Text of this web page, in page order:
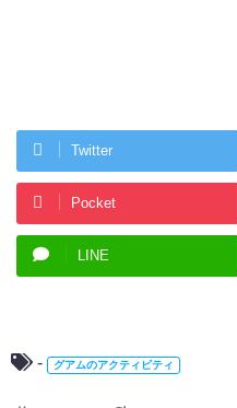
Twitter
Pocket
LINE
- グアムのアクティビティ